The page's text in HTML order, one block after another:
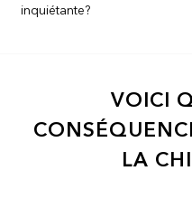
inquiétante?
VOICI
LA